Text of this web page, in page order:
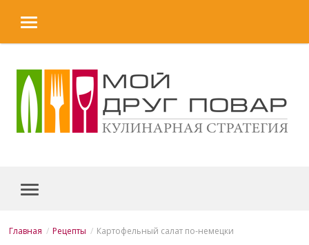
MENU
MENU
Главная Рецепты Картофельный салат по-немецки